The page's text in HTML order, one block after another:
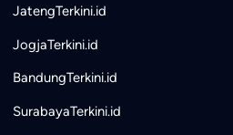
JatengTerkini.id
JogjaTerkini.id
BandungTerkini.id
SurabayaTerkini.id